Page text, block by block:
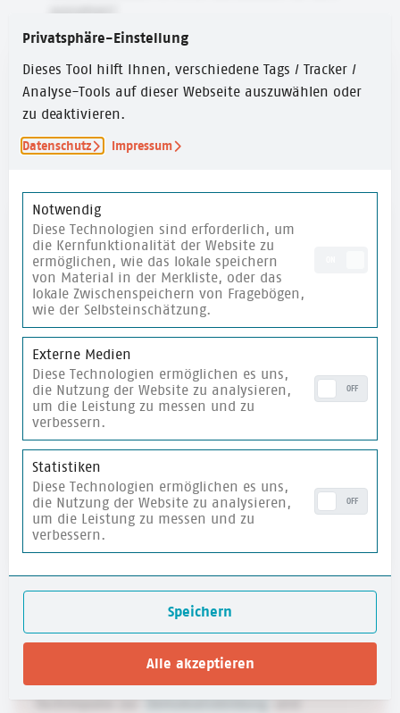
aussehen?
Wie begleitest du Jugendliche dabei, eigene
Positionen und Möglichkeiten - auch in einem
gesellschaftlichen Zusammenhang - zu reflektieren?
Autor:in
Janice Fuchs
Janice Fuchs ist für fachliche und inhaltliche
Prozesse zuständig. Sie ist im Team bekannt für
ihre effiziente Arbeitsweise und ihre Liebe zu
Blumen.
Newsletter
Fachimpulse zur Demokratiebildung und
Privatsphäre-Einstellung
Dieses Tool hilft Ihnen, verschiedene Tags / Tracker /
Analyse-Tools auf dieser Webseite auszuwählen oder
zu deaktivieren.
Datenschutz Impressum
Notwendig
Diese Technologien sind erforderlich, um
die Kernfunktionalität der Website zu
ermöglichen, wie das lokale speichern
von Material in der Merkliste, oder das
lokale Zwischenspeichern von Fragebögen,
wie der Selbsteinschätzung.
Externe Medien
Diese Technologien ermöglichen es uns,
die Nutzung der Website zu analysieren,
um die Leistung zu messen und zu
verbessern.
OFF
Statistiken
Diese Technologien ermöglichen es uns,
die Nutzung der Website zu analysieren,
um die Leistung zu messen und zu
verbessern.
OFF
Speichern
Alle akzeptieren